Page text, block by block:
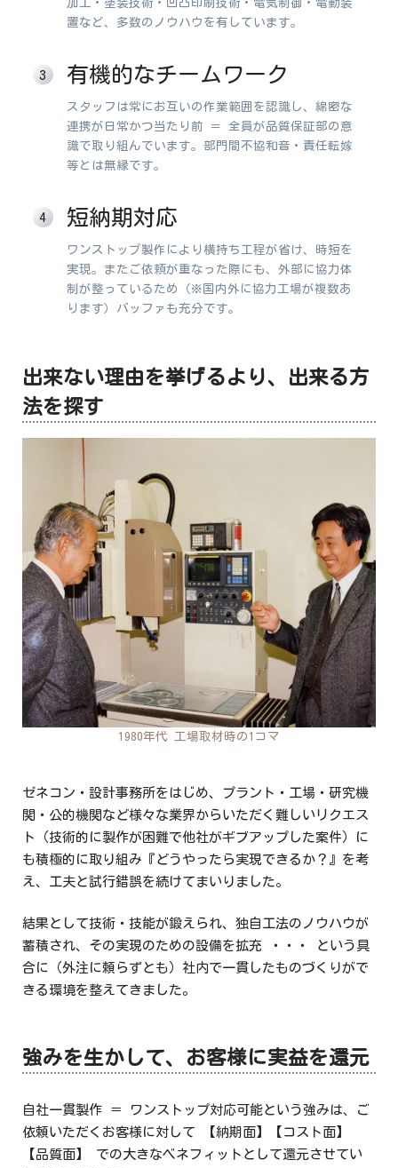
加工・塗装技術・凹凸印刷技術・電気制御・電動装
置など、多数のノウハウを有しています。
有機的なチームワーク
スタッフは常にお互いの作業範囲を認識し、綿密な
連携が日常かつ当たり前 ＝ 全員が品質保証部の意
識で取り組んでいます。部門間不協和音・責任転嫁
等とは無縁です。
短納期対応
ワンストップ製作により横持ち工程が省け、時短を
実現。またご依頼が重なった際にも、外部に協力体
制が整っているため（※国内外に協力工場が複数あ
ります）バッファも充分です。
出来ない理由を挙げるより、出来る方
法を探す
1980年代 工場取材時の1コマ
ゼネコン・設計事務所をはじめ、プラント・工場・研究機
関・公的機関など様々な業界からいただく難しいリクエス
ト（技術的に製作が困難で他社がギブアップした案件）に
も積極的に取り組み『どうやったら実現できるか？』を考
え、工夫と試行錯誤を続けてまいりました。
結果として技術・技能が鍛えられ、独自工法のノウハウが
蓄積され、その実現のための設備を拡充 ・・・ という具
合に（外注に頼らずとも）社内で一貫したものづくりがで
きる環境を整えてきました。
強みを生かして、お客様に実益を還元
自社一貫製作 ＝ ワンストップ対応可能という強みは、ご
依頼いただくお客様に対して 【納期面】【コスト面】
【品質面】 での大きなベネフィットとして還元させてい